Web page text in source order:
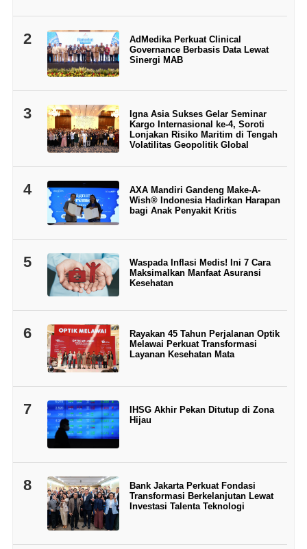
2
AdMedika Perkuat Clinical
Governance Berbasis Data Lewat
Sinergi MAB
3
Igna Asia Sukses Gelar Seminar
Kargo Internasional ke-4, Soroti
Lonjakan Risiko Maritim di Tengah
Volatilitas Geopolitik Global
4
AXA Mandiri Gandeng Make-A-
Wish® Indonesia Hadirkan Harapan
bagi Anak Penyakit Kritis
5
Waspada Inflasi Medis! Ini 7 Cara
Maksimalkan Manfaat Asuransi
Kesehatan
6
Rayakan 45 Tahun Perjalanan Optik
Melawai Perkuat Transformasi
Layanan Kesehatan Mata
7
IHSG Akhir Pekan Ditutup di Zona
Hijau
8
Bank Jakarta Perkuat Fondasi
Transformasi Berkelanjutan Lewat
Investasi Talenta Teknologi